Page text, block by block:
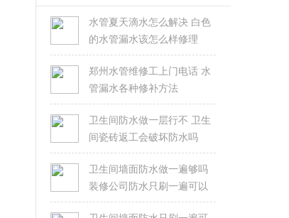
水管夏天滴水怎么解决 白色
的水管漏水该怎么样修理
郑州水管维修工上门电话 水
管漏水各种修补方法
卫生间防水做一层行不 卫生
间瓷砖返工会破坏防水吗
卫生间墙面防水做一遍够吗
装修公司防水只刷一遍可以
吗